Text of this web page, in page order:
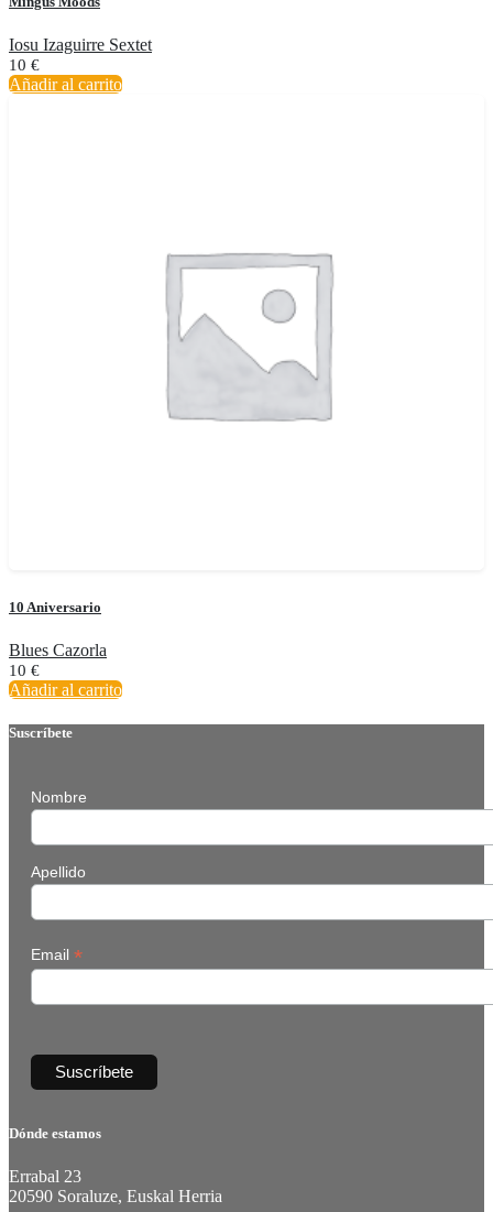
Iosu Izaguirre Sextet
10 €
Añadir al carrito
10 Aniversario
Blues Cazorla
10 €
Añadir al carrito
Suscríbete
Nombre
Apellido
Email *
Dónde estamos
Errabal 23
20590 Soraluze, Euskal Herria